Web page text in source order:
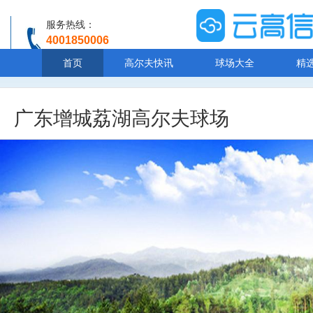
服务热线：
4001850006
首页 高尔夫快讯 球场大全 精
广东增城荔湖高尔夫球场